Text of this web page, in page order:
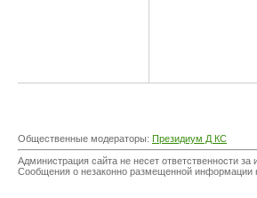
Общественные модераторы: Президиум Д КС
Администрация сайта не несет ответственности
Сообщения о незаконно размещенной